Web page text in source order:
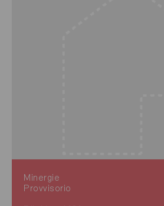
Minergie
Provvisorio